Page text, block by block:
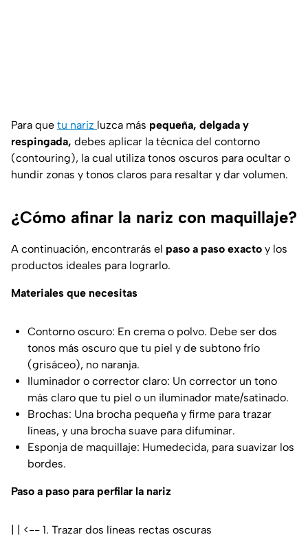
Para que tu nariz luzca más pequeña, delgada y
respingada, debes aplicar la técnica del contorno
(contouring), la cual utiliza tonos oscuros para ocultar o
hundir zonas y tonos claros para resaltar y dar volumen.
¿Cómo afinar la nariz con maquillaje?
A continuación, encontrarás el paso a paso exacto y los
productos ideales para lograrlo.
Materiales que necesitas
Contorno oscuro: En crema o polvo. Debe ser dos
tonos más oscuro que tu piel y de subtono frío
(grisáceo), no naranja.
Iluminador o corrector claro: Un corrector un tono
más claro que tu piel o un iluminador mate/satinado.
Brochas: Una brocha pequeña y firme para trazar
líneas, y una brocha suave para difuminar.
Esponja de maquillaje: Humedecida, para suavizar los
bordes.
Paso a paso para perfilar la nariz
| | <-- 1. Trazar dos líneas rectas oscuras